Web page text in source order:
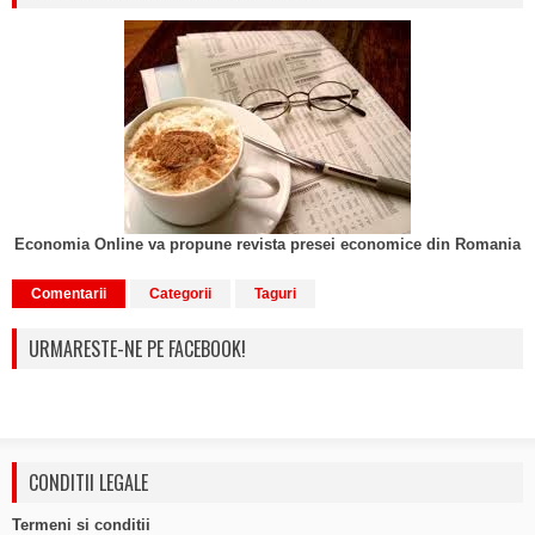
Economia Online va propune revista presei economice din Romania
Comentarii Categorii Taguri
URMARESTE-NE PE FACEBOOK!
CONDITII LEGALE
Termeni si conditii